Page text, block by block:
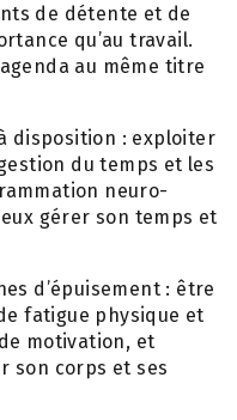
de détente et de
qu’au travail.
au même titre
disposition : exploiter
du temps et les
neuro-
gérer son temps et
d’épuisement : être
fatigue physique et
motivation, et
son corps et ses